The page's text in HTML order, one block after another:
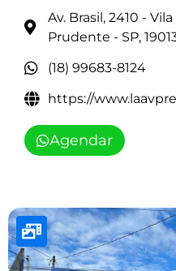
Av. Brasil, 2410 -
Prudente - SP,
(18) 99683-8124
https://
Agendar